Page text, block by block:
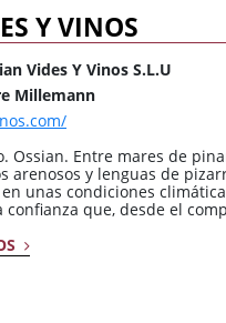
Y VINOS
Vides Y Vinos S.L.U
Millemann
Ossian. Entre mares de
arenosos y lenguas de
unas condiciones
que, desde el